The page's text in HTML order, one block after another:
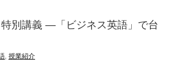
別講義 ―「ビジネス英語」で台
授業紹介